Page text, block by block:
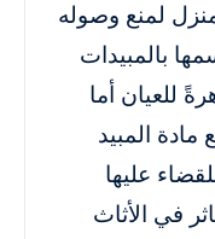
لمنع وصوله
بالمبيدات
للعيان أما
المبيد
عليها
في الأثاث